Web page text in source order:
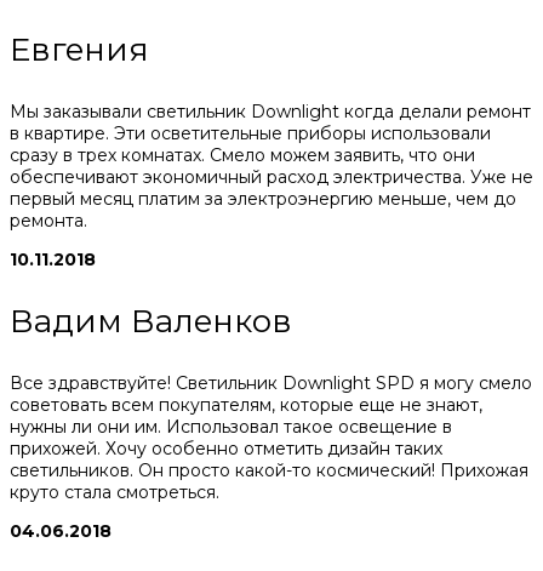
Евгения
Мы заказывали светильник Downlight когда делали ремонт
в квартире. Эти осветительные приборы использовали
сразу в трех комнатах. Смело можем заявить, что они
обеспечивают экономичный расход электричества. Уже не
первый месяц платим за электроэнергию меньше, чем до
ремонта.
10.11.2018
Вадим Валенков
Все здравствуйте! Светильник Downlight SPD я могу смело
советовать всем покупателям, которые еще не знают,
нужны ли они им. Использовал такое освещение в
прихожей. Хочу особенно отметить дизайн таких
светильников. Он просто какой-то космический! Прихожая
круто стала смотреться.
04.06.2018